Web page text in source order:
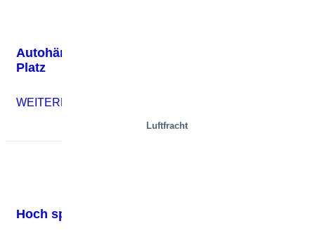
Luftfracht
Autohändler spart mit Außenaufzug wertvollen
Platz
WEITERLESEN
Hoch springen — und sicher landen